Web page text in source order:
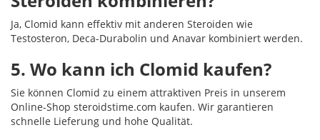
Ja, Clomid kann effektiv mit anderen Steroiden wie
Testosteron, Deca-Durabolin und Anavar kombiniert werden.
5. Wo kann ich Clomid kaufen?
Sie können Clomid zu einem attraktiven Preis in unserem
Online-Shop steroidstime.com kaufen. Wir garantieren
schnelle Lieferung und hohe Qualität.